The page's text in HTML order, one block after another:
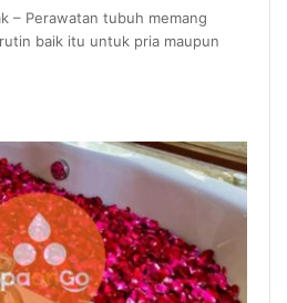
– Perawatan tubuh memang
baik itu untuk pria maupun